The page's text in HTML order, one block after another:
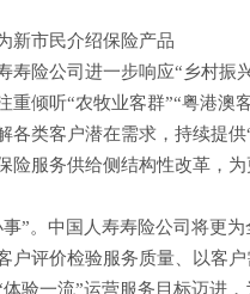
新市民介绍保险产品
寿险公司进一步响应“乡村振
重倾听“农牧业客群”“粤港澳
各类客户潜在需求，持续提供
险服务供给侧结构性改革，
”。中国人寿寿险公司将更
户评价检验服务质量、以客
验一流”运营服务目标迈进